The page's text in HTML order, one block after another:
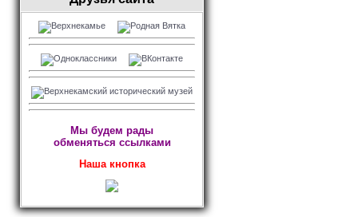
Мы будем рады
обменяться ссылками
Наша кнопка